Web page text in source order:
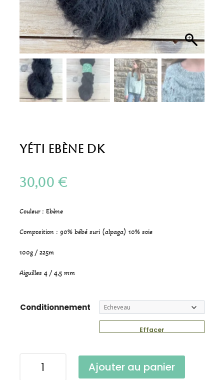
Yéti Ebène DK
30,00 €
Couleur : Ebène
Composition : 90% bébé suri (alpaga) 10% soie
100g / 225m
Aiguilles 4 / 4,5 mm
Conditionnement
Effacer
Ajouter au panier